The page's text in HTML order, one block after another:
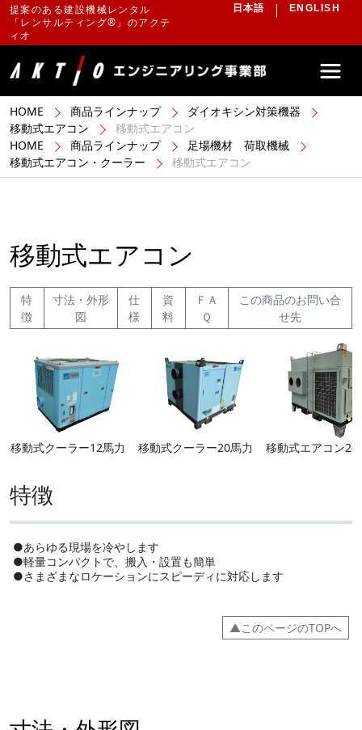
提案のある建設機械レンタル
「レンサルティング®」のアクテ
ィオ
日本語 ENGLISH
HOME 商品ラインナップ
ダイオキシン対策機器
移動式エアコン
移動式エアコン
HOME
商品ラインナップ
足場機材 荷取機械
移動式エアコン・クーラー
移動式エアコン
移動式エアコン
特
徴
寸法・外形
図
仕
様
資
料
ＦＡ
Ｑ
この商品のお問い合
せ先
移動式クーラー12馬力 移動式クーラー20馬力 移動式エアコン
特徴
●あらゆる現場を冷やします
●軽量コンパクトで、搬入・設置も簡単
●さまざまなロケーションにスピーディに対応します
▲このページのTOPへ